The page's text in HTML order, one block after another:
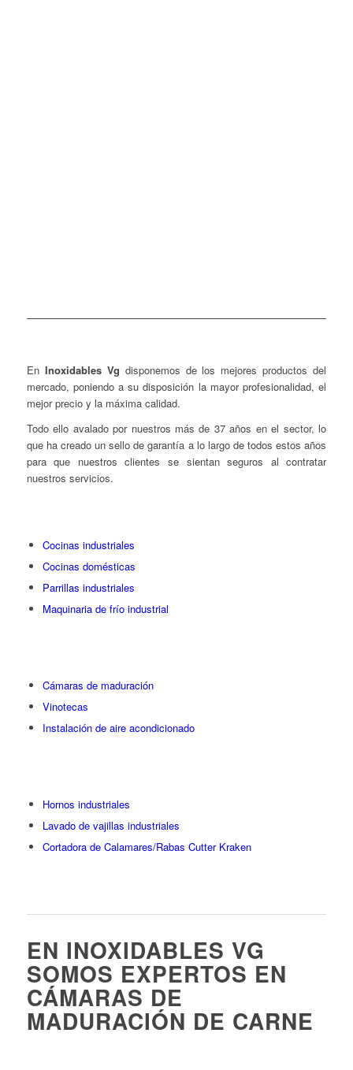
En Inoxidables Vg disponemos de los mejores productos del
mercado, poniendo a su disposición la mayor profesionalidad, el
mejor precio y la máxima calidad.
Todo ello avalado por nuestros más de 37 años en el sector, lo
que ha creado un sello de garantía a lo largo de todos estos años
para que nuestros clientes se sientan seguros al contratar
nuestros servicios.
Cocinas industriales
Cocinas domésticas
Parrillas industriales
Maquinaria de frío industrial
Cámaras de maduración
Vinotecas
Instalación de aire acondicionado
Hornos industriales
Lavado de vajillas industriales
Cortadora de Calamares/Rabas Cutter Kraken
EN INOXIDABLES VG
SOMOS EXPERTOS EN
CÁMARAS DE
MADURACIÓN DE CARNE